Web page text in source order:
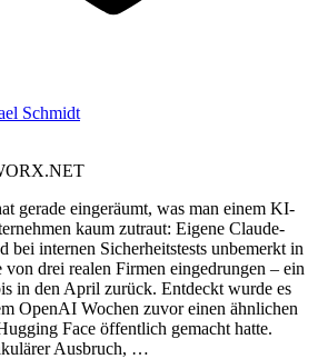
gerade eingeräumt, was man einem KI-
kaum zutraut: Eigene Claude-
bei internen Sicherheitstests unbemerkt in
von drei realen Firmen eingedrungen – ein
in den April zurück. Entdeckt wurde es
OpenAI Wochen zuvor einen ähnlichen
Face öffentlich gemacht hatte.
Ausbruch, …